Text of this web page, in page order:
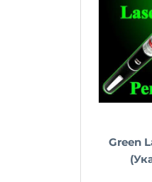
Green